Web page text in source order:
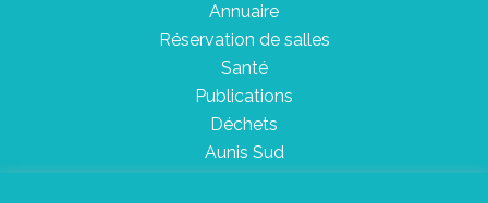
Annuaire
Réservation de salles
Santé
Publications
Déchets
Aunis Sud